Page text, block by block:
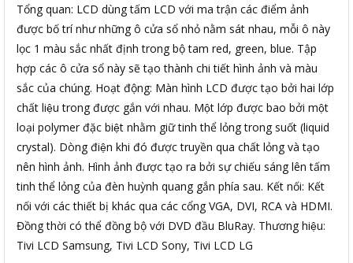
Tổng quan: LCD dùng tấm LCD với ma trận các điểm ảnh
được bố trí như những ô cửa sổ nhỏ nằm sát nhau, mỗi ô này
lọc 1 màu sắc nhất định trong bộ tam red, green, blue. Tập
hợp các ô cửa sổ này sẽ tạo thành chi tiết hình ảnh và màu
sắc của chúng. Hoạt động: Màn hình LCD được tạo bởi hai lớp
chất liệu trong được gắn với nhau. Một lớp được bao bởi một
loại polymer đặc biệt nhằm giữ tinh thể lỏng trong suốt (liquid
crystal). Dòng điện khi đó được truyền qua chất lỏng và tạo
nên hình ảnh. Hình ảnh được tạo ra bởi sự chiếu sáng lên tấm
tinh thể lỏng của đèn huỳnh quang gắn phía sau. Kết nối: Kết
nối với các thiết bị khác qua các cổng VGA, DVI, RCA và HDMI.
Đồng thời có thể đồng bộ với DVD đầu BluRay. Thương hiệu:
Tivi LCD Samsung, Tivi LCD Sony, Tivi LCD LG